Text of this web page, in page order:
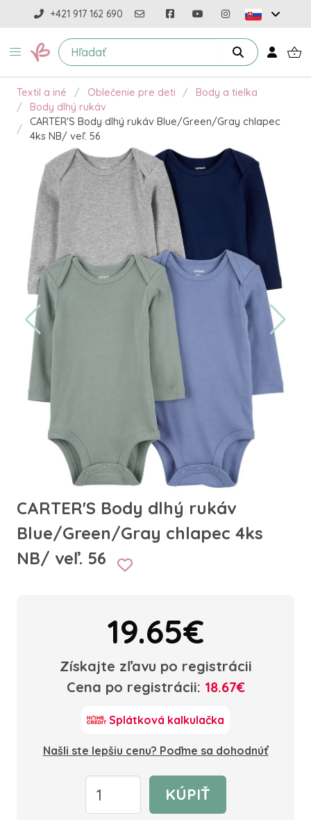
+421 917 162 690
Textil a iné Oblečenie pre deti
Body a tielka
Body dlhý rukáv
CARTER'S Body dlhý rukáv Blue/Green/Gray chlapec
4ks NB/ veľ. 56
CARTER'S Body dlhý rukáv
Blue/Green/Gray chlapec 4ks
NB/ veľ. 56
19.65€
Získajte zľavu po registrácii
Cena po registrácii: 18.67€
Splátková kalkulačka
Našli ste lepšiu cenu? Poďme sa dohodnúť
KÚPIŤ